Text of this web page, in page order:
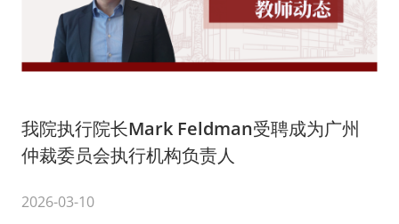
我院执行院长Mark Feldman受聘成为广州
仲裁委员会执行机构负责人
2026-03-10